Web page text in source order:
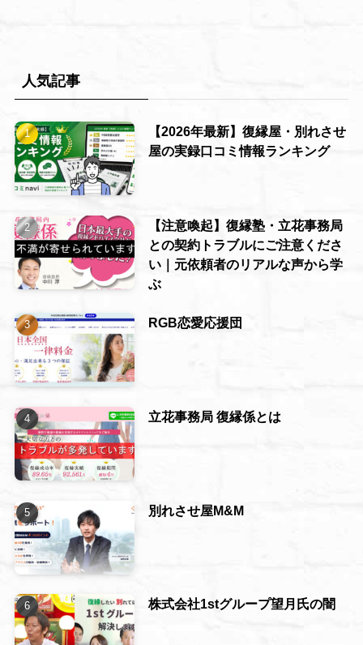
人気記事
【2026年最新】復縁屋・別れさせ
屋の実録口コミ情報ランキング
【注意喚起】復縁塾・立花事務局
との契約トラブルにご注意くださ
い｜元依頼者のリアルな声から学
ぶ
RGB恋愛応援団
立花事務局 復縁係とは
別れさせ屋M&M
株式会社1stグループ望月氏の闇